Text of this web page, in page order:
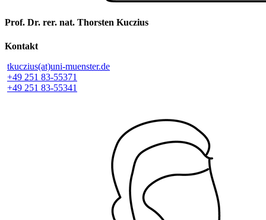
Prof. Dr. rer. nat. Thorsten Kuczius
Kontakt
tkuczius(at)uni-muenster.de
+49 251 83-55371
+49 251 83-55341